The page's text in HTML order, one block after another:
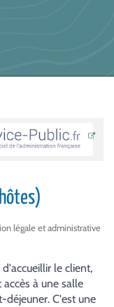
légale et administrative
le client,
à une salle
déjeuner. C'est une